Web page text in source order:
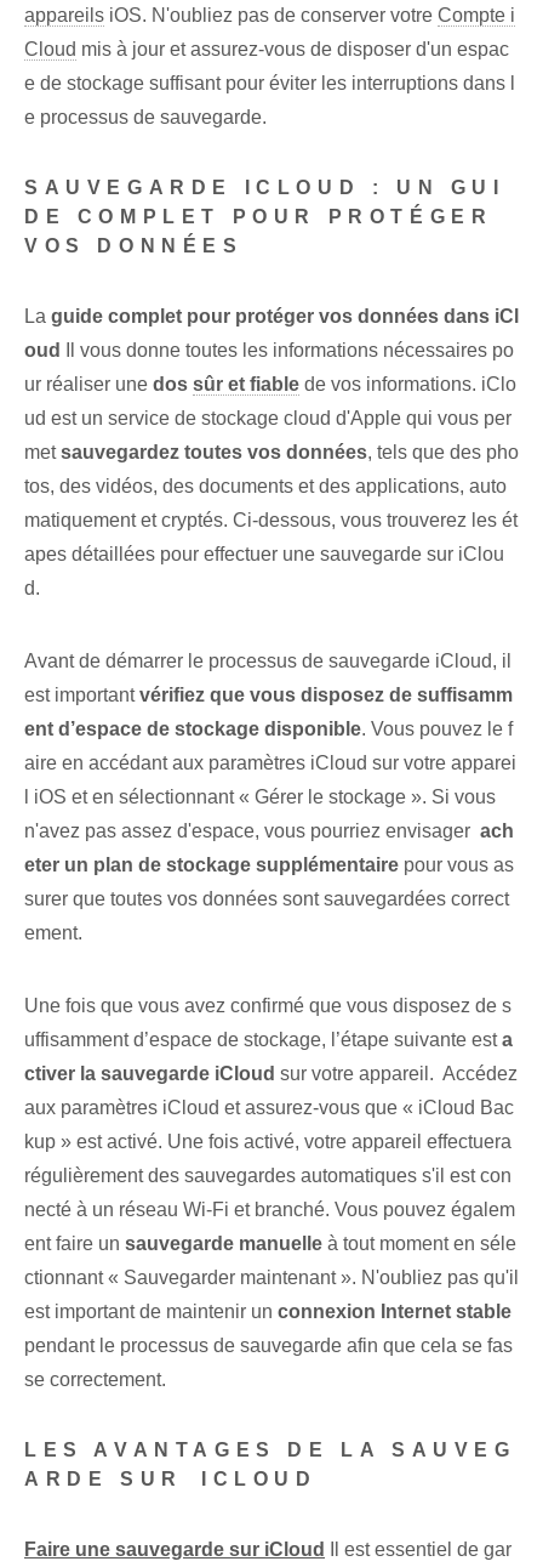
appareils iOS. N'oubliez pas de conserver votre Compte i
Cloud mis à jour⁤ et assurez-vous de disposer d'un espac
e de stockage suffisant pour éviter les interruptions dans l
e processus de sauvegarde.
SAUVEGARDE ICLOUD : UN GUI
DE COMPLET POUR PROTÉGER
VOS DONNÉES
La guide complet pour protéger ⁢vos données ‌dans iCl
oud
Il vous donne toutes les informations nécessaires po
ur réaliser une dos sûr et fiable de vos informations. iClo
ud est un service de stockage cloud d'Apple qui vous per
metsauvegardez toutes vos données, tels que des pho
tos, des vidéos, des documents et des applications, auto
matiquement et cryptés.⁤ Ci-dessous, vous trouverez les ét
apes détaillées pour effectuer une sauvegarde sur ‌iClou
d.
Avant de démarrer le processus de sauvegarde iCloud, il
est importantvérifiez que vous disposez de suffisamm
ent d’espace de stockage disponible. Vous pouvez le f
aire en accédant aux paramètres iCloud sur votre apparei
l iOS et en sélectionnant « Gérer le stockage ». Si vous
n'avez pas assez d'espace, vous pourriez envisager ‌ ach
eter un ⁤plan de stockage supplémentaire pour vous as
surer que ‌toutes vos données sont sauvegardées⁤ correct
ement.
Une fois que vous avez confirmé que vous disposez de s
uffisamment d’espace de stockage, l’étape suivante esta
ctiver la sauvegarde iCloud sur votre appareil. ⁣ Accédez
aux paramètres iCloud et assurez-vous que « iCloud Bac
kup » est activé. Une fois activé, votre appareil effectuera
régulièrement des sauvegardes automatiques s'il est con
necté à un réseau Wi-Fi et branché. Vous pouvez égalem
ent faire un sauvegarde manuelle à tout moment en séle
ctionnant « Sauvegarder maintenant ». N'oubliez pas qu'il
est important de maintenir un connexion Internet stable
pendant le processus de sauvegarde afin que⁢ cela se fas
se correctement.
LES AVANTAGES DE LA SAUVEG
ARDE SUR ⁢ICLOUD
Faire une sauvegarde sur iCloud Il est essentiel de gar